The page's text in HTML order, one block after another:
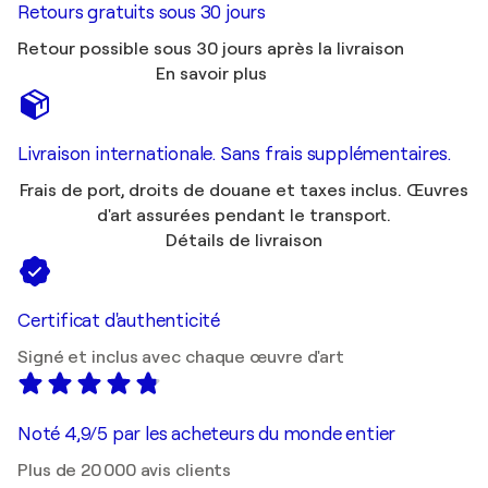
Retours gratuits sous 30 jours
Retour possible sous 30 jours après la livraison
En savoir plus
Livraison internationale. Sans frais supplémentaires.
Frais de port, droits de douane et taxes inclus. Œuvres
d'art assurées pendant le transport.
Détails de livraison
Certificat d'authenticité
Signé et inclus avec chaque œuvre d'art
Noté 4,9/5 par les acheteurs du monde entier
Plus de 20 000 avis clients